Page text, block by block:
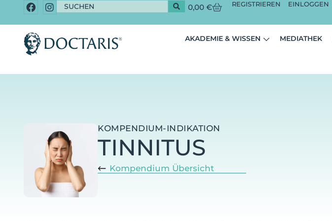
0,00€ REGISTRIEREN EINLOGGEN
AKADEMIE & WISSEN MEDIATHEK
KOMPENDIUM-INDIKATION
TINNITUS
Kompendium Übersicht